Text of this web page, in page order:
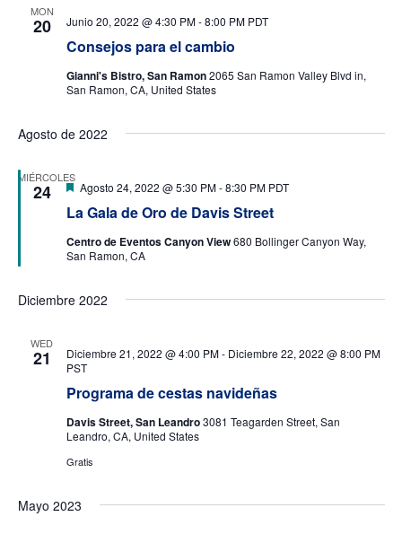
MON
20
Consejos para el cambio
Junio 20, 2022 @ 4:30 PM-8:00 PM PDT
Gianni's Bistro, San Ramon2065 San Ramon Valley Blvd in,
San Ramon, CA, United States
Agosto de 2022
MIÉRCOLES
24
La Gala de Oro de Davis Street
Destacado
Agosto 24, 2022 @ 5:30 PM-8:30 PM PDT
Centro de Eventos Canyon View 680 Bollinger Canyon Way,
San Ramon, CA
Diciembre 2022
WED
21
Programa de cestas navideñas
Diciembre 21, 2022 @ 4:00 PM- Diciembre 22, 2022 @ 8:00 PM
PST
Davis Street, San Leandro3081 Teagarden Street, San
Leandro, CA, United States
Gratis
Mayo 2023